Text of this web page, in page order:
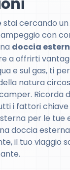
stai cercando
con
doccia
a offrirti
e sul gas, ti
natura
Ricorda
i fattori chiave
per le tue
doccia
il tuo viaggio